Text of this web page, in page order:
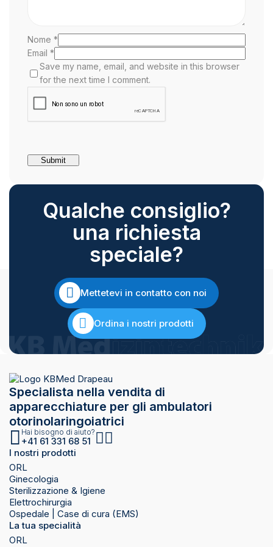
Nome *
Email *
Save my name, email, and website in this browser
for the next time I comment.
Qualche consiglio?
una richiesta
speciale?
Mettetevi in contatto con noi
Ordina i nostri prodotti
Specialista nella vendita di
apparecchiature per gli ambulatori
otorinolaringoiatrici
Hai bisogno di aiuto?
+41 61 331 68 51
I nostri prodotti
ORL
Ginecologia
Sterilizzazione & Igiene
Elettrochirurgia
Ospedale | Case di cura (EMS)
La tua specialità
ORL